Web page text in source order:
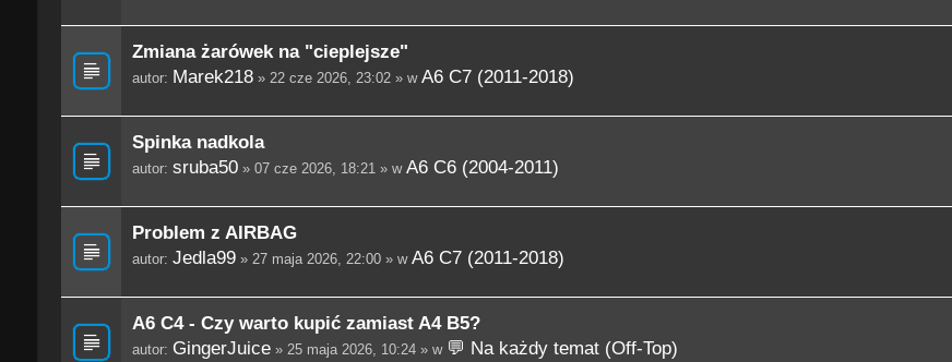
Zmiana żarówek na "cieplejsze"
autor: Marek218» 22 cze 2026, 23:02 » w A6 C7 (2011-2018)
Spinka nadkola
autor: sruba50» 07 cze 2026, 18:21 » w A6 C6 (2004-2011)
Problem z AIRBAG
autor: Jedla99» 27 maja 2026, 22:00 » w A6 C7 (2011-2018)
A6 C4 - Czy warto kupić zamiast A4 B5?
autor: GingerJuice» 25 maja 2026, 10:24 » w 💬 Na każdy temat (Off-Top)